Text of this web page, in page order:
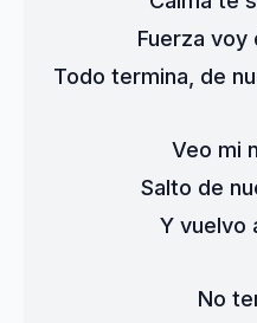
Fuerza voy
Todo termina, de
Veo mi
Salto de
Y vuelvo
No